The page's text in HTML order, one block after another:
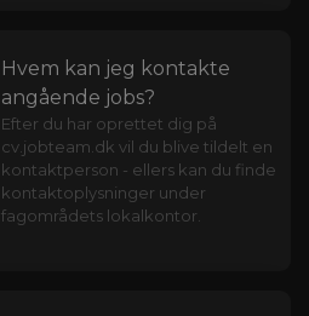
Hvem kan jeg kontakte
angående jobs?
Efter du har oprettet dig på
cv.jobteam.dk vil du blive tildelt en
kontaktperson - ellers kan du finde
kontaktoplysninger under
fagområdets lokalkontor.